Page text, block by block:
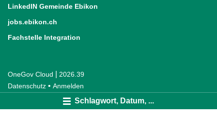
Schlagwort, Datum, ...
LinkedIN Gemeinde Ebikon
jobs.ebikon.ch
Fachstelle Integration
OneGov Cloud (External Link)
2026.39
Datenschutz (External Link)
Anmelden